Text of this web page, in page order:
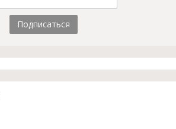
Подписаться